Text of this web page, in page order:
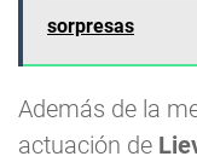
sorpresas
Además de la
actuación de